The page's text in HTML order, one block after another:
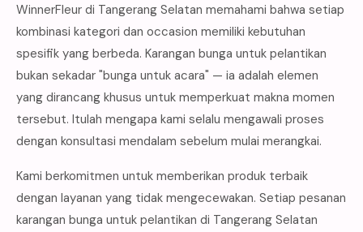
WinnerFleur di Tangerang Selatan memahami bahwa setiap
kombinasi kategori dan occasion memiliki kebutuhan
spesifik yang berbeda. Karangan bunga untuk pelantikan
bukan sekadar "bunga untuk acara" — ia adalah elemen
yang dirancang khusus untuk memperkuat makna momen
tersebut. Itulah mengapa kami selalu mengawali proses
dengan konsultasi mendalam sebelum mulai merangkai.
Kami berkomitmen untuk memberikan produk terbaik
dengan layanan yang tidak mengecewakan. Setiap pesanan
karangan bunga untuk pelantikan di Tangerang Selatan